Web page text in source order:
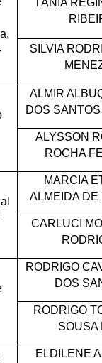
TÂNIA
SILVIA
ALMIR
DOS
ALYSSON
ROCHA
MARCIA
ALMEIDA DE
CARLUCI
RODRIGO
DOS
RODRIGO
SOUSA
ELDILENE